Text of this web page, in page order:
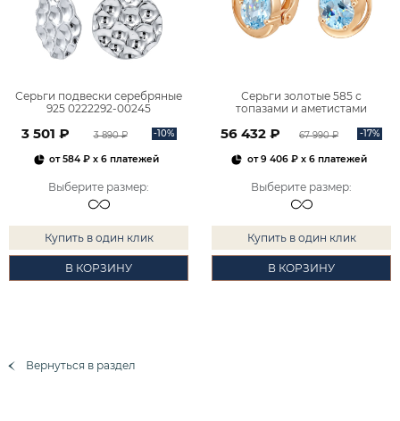
Серьги подвески серебряные
925 0222292-00245
3 501 ₽ 3 890 ₽ -10%
от584 ₽ x 6 платежей
Выберите размер:
Купить в один клик
В КОРЗИНУ
Серьги золотые 585 с
топазами и аметистами
56 432 ₽ 67 990 ₽ -17%
от9 406 ₽x 6 платежей
Выберите размер:
Купить в один клик
В КОРЗИНУ
Вернуться в раздел